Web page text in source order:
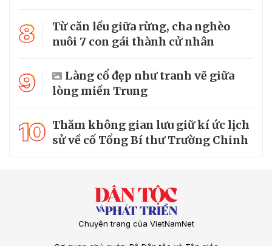
8
Từ căn lều giữa rừng, cha nghèo
nuôi 7 con gái thành cử nhân
9
Làng cổ đẹp như tranh vẽ giữa
lòng miền Trung
10 Thăm không gian lưu giữ kí ức lịch
sử về cố Tổng Bí thư Trường Chinh
Chuyên trang của VietNamNet